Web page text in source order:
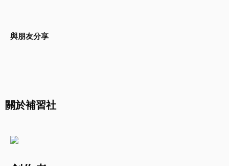
與朋友分享
關於補習社